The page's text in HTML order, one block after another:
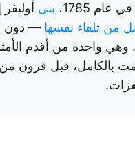
في عام 1785، بنى أوليفر
من تلقاء نفسها — دون
واحدة من أقدم
بالكامل، قبل قرون